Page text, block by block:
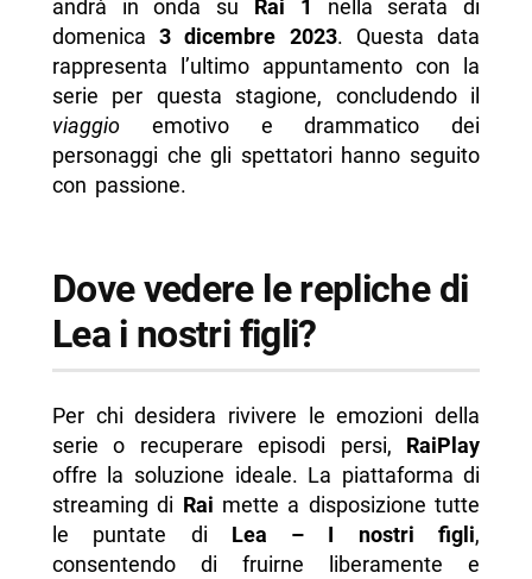
andrà in onda su Rai 1
nella serata di
domenica3 dicembre 2023. Questa data
rappresenta l’ultimo appuntamento con la
serie per questa stagione, concludendo il
viaggioemotivo e drammatico dei
personaggi che gli spettatori hanno seguito
con passione.
Dove vedere le repliche di
Lea i nostri figli?
Per chi desidera rivivere le emozioni della
serie o recuperare episodi persi, RaiPlay
offre la soluzione ideale. La piattaforma di
streaming di Rai mette a disposizione tutte
le puntate di Lea – I nostri figli,
consentendo di fruirne liberamente e